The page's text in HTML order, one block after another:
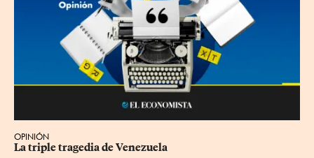
OPINIÓN
La triple tragedia de Venezuela